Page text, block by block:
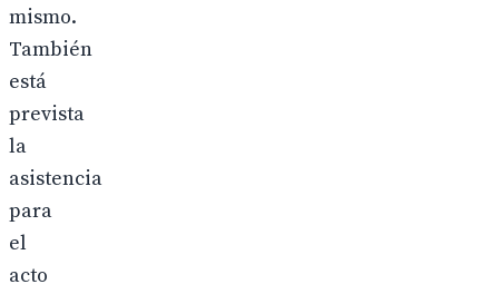
mismo.
También
está
prevista
la
asistencia
para
el
acto